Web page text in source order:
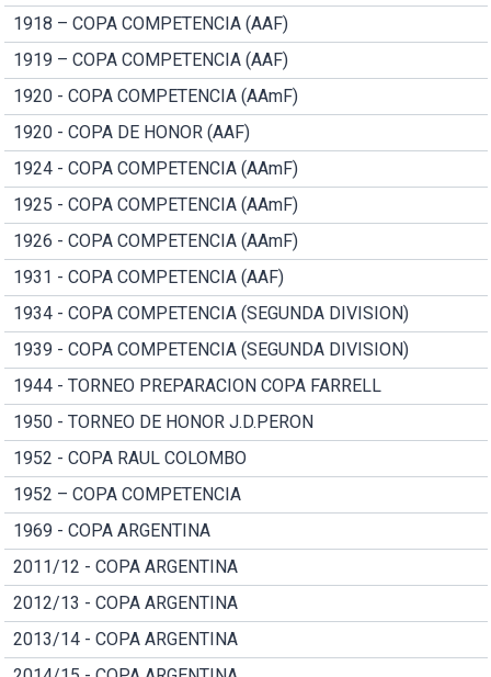
1918 – COPA COMPETENCIA (AAF)
1919 – COPA COMPETENCIA (AAF)
1920 - COPA COMPETENCIA (AAmF)
1920 - COPA DE HONOR (AAF)
1924 - COPA COMPETENCIA (AAmF)
1925 - COPA COMPETENCIA (AAmF)
1926 - COPA COMPETENCIA (AAmF)
1931 - COPA COMPETENCIA (AAF)
1934 - COPA COMPETENCIA (SEGUNDA DIVISION)
1939 - COPA COMPETENCIA (SEGUNDA DIVISION)
1944 - TORNEO PREPARACION COPA FARRELL
1950 - TORNEO DE HONOR J.D.PERON
1952 - COPA RAUL COLOMBO
1952 – COPA COMPETENCIA
1969 - COPA ARGENTINA
2011/12 - COPA ARGENTINA
2012/13 - COPA ARGENTINA
2013/14 - COPA ARGENTINA